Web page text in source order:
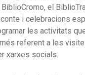
el
i celebracions
les activitats
referent a les
xarxes socials.